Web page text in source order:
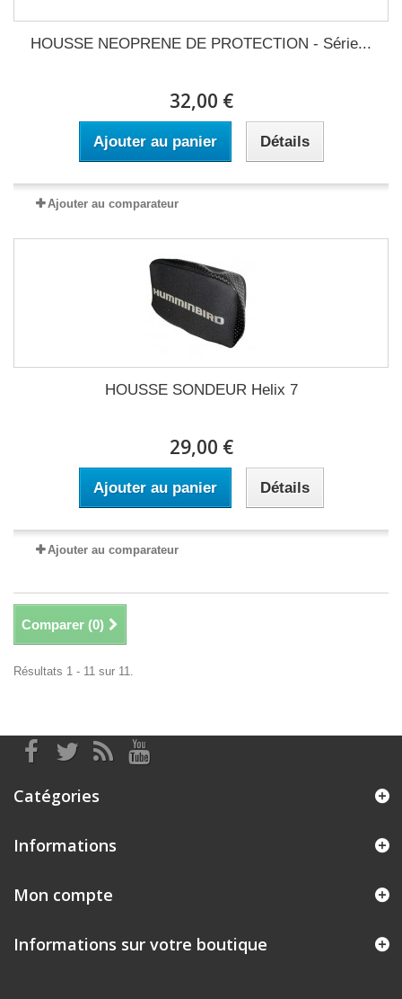
HOUSSE NEOPRENE DE PROTECTION - Série...
32,00 €
Ajouter au panier Détails
Ajouter au comparateur
HOUSSE SONDEUR Helix 7
29,00 €
Ajouter au panier Détails
Ajouter au comparateur
Comparer (0)
Résultats 1 - 11 sur 11.
Catégories
Informations
Mon compte
Informations sur votre boutique